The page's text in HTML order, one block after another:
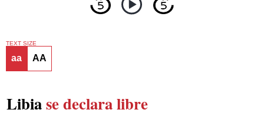
TEXT SIZE
aa AA
Libiase declara libre